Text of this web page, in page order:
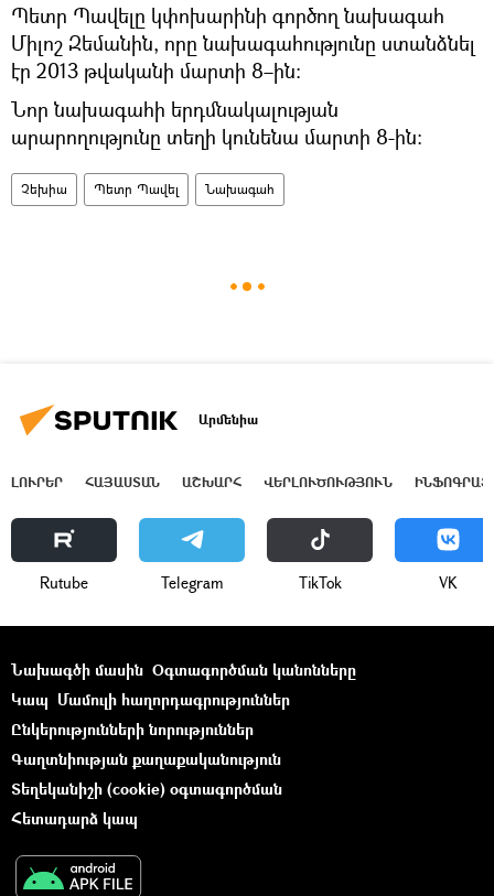
Պետր Պավելը կփոխարինի գործող նախագահ
Միլոշ Զեմանին, որը նախագահությունը ստանձնել
էր 2013 թվականի մարտի 8–ին։
Նոր նախագահի երդմնակալության
արարողությունը տեղի կունենա մարտի 8-ին։
Չեխիա Պետր Պավել Նախագահ
Արմենիա
ԼՈՒՐԵՐ ՀԱՅԱՍՏԱՆ ԱՇԽԱՐՀ ՎԵՐԼՈՒԾՈՒԹՅՈՒՆ
Rutube Telegram ТikТоk VK
Նախագծի մասին Օգտագործման կանոնները
Կապ Մամուլի հաղորդագրություններ
Ընկերությունների նորություններ
Գաղտնիության քաղաքականություն
Տեղեկանիշի (cookie) օգտագործման
Հետադարձ կապ